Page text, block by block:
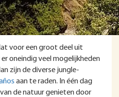
voor een groot deel uit
oneindig veel mogelijkheden
zijn de diverse jungle-
aan te raden. In één dag
de natuur genieten door